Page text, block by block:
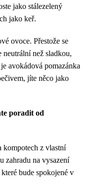
jako stálezelený
jako keř.
ovoce. Přestože se
neutrální než sladkou,
avokádová pomazánka
jíte něco jako
poradit od
kompotech z vlastní
zahradu na vysazení
bude spokojené v